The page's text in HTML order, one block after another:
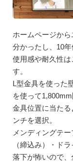
ホームページか
分かったし、10年
使用感や耐久性
す。
L型金具を使った
を使って
金具位置に当た
ンチを選択。
メンディングテ
（締込み）・ド
落下が怖いので